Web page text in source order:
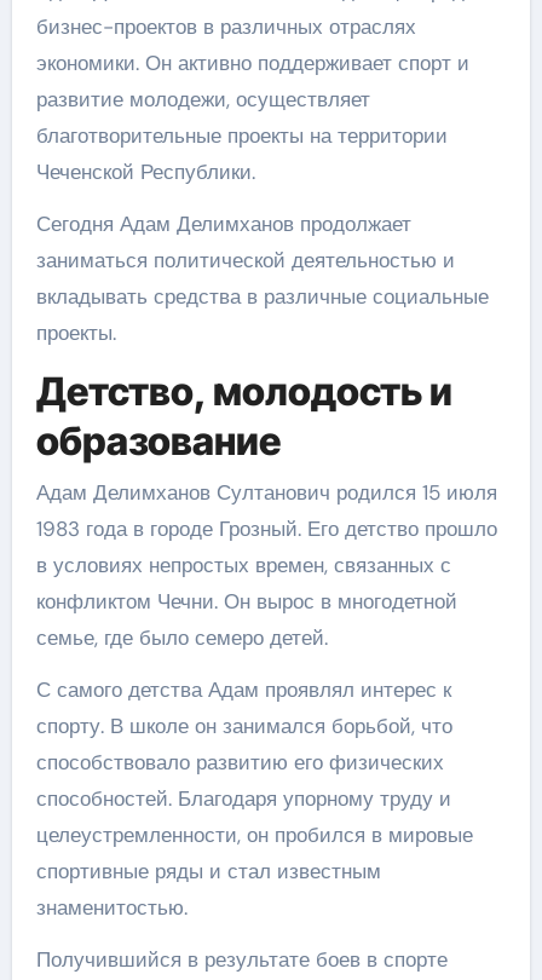
бизнес-проектов в различных отраслях
экономики. Он активно поддерживает спорт и
развитие молодежи, осуществляет
благотворительные проекты на территории
Чеченской Республики.
Сегодня Адам Делимханов продолжает
заниматься политической деятельностью и
вкладывать средства в различные социальные
проекты.
Детство, молодость и
образование
Адам Делимханов Султанович родился 15 июля
1983 года в городе Грозный. Его детство прошло
в условиях непростых времен, связанных с
конфликтом Чечни. Он вырос в многодетной
семье, где было семеро детей.
С самого детства Адам проявлял интерес к
спорту. В школе он занимался борьбой, что
способствовало развитию его физических
способностей. Благодаря упорному труду и
целеустремленности, он пробился в мировые
спортивные ряды и стал известным
знаменитостью.
Получившийся в результате боев в спорте